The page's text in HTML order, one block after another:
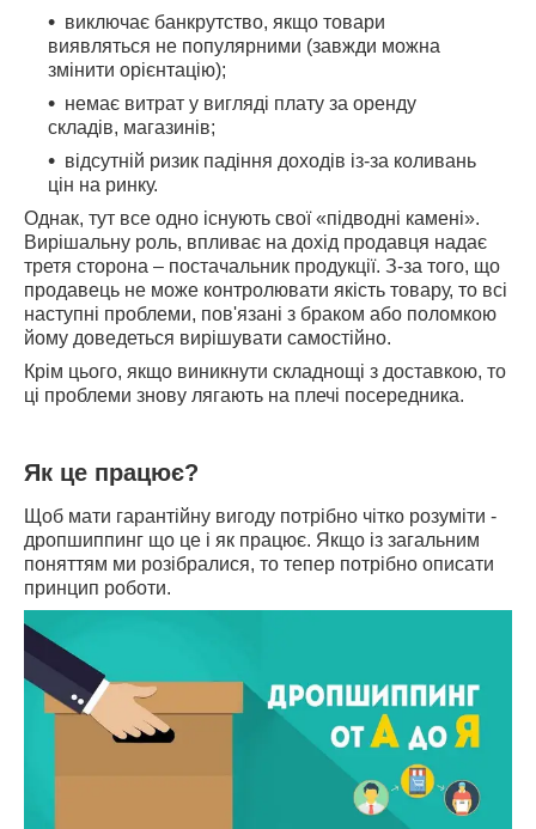
виключає банкрутство, якщо товари
виявляться не популярними (завжди можна
змінити орієнтацію);
немає витрат у вигляді плату за оренду
складів, магазинів;
відсутній ризик падіння доходів із-за коливань
цін на ринку.
Однак, тут все одно існують свої «підводні камені».
Вирішальну роль, впливає на дохід продавця надає
третя сторона – постачальник продукції. З-за того, що
продавець не може контролювати якість товару, то всі
наступні проблеми, пов'язані з браком або поломкою
йому доведеться вирішувати самостійно.
Крім цього, якщо виникнути складнощі з доставкою, то
ці проблеми знову лягають на плечі посередника.
Як це працює?
Щоб мати гарантійну вигоду потрібно чітко розуміти -
дропшиппинг що це і як працює. Якщо із загальним
поняттям ми розібралися, то тепер потрібно описати
принцип роботи.